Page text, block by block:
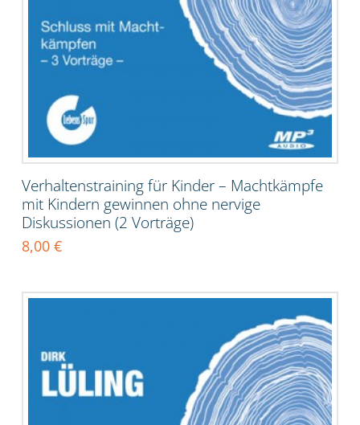
Verhaltenstraining für Kinder – Machtkämpfe
mit Kindern gewinnen ohne nervige
Diskussionen (2 Vorträge)
8,00 €